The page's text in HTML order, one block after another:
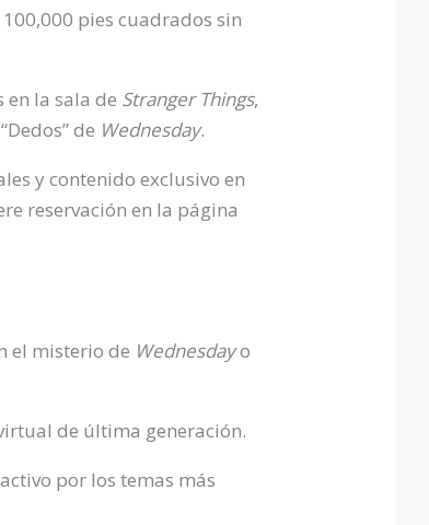
pies cuadrados sin
en la sala de Stranger Things,
de Wednesday.
y contenido exclusivo en
reservación en la página
el misterio de Wednesdayo
de última generación.
por los temas más